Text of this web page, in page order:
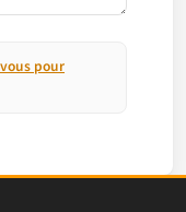
pour